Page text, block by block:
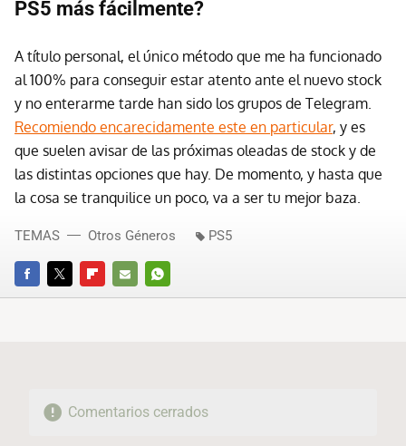
PS5 más fácilmente?
A título personal, el único método que me ha funcionado
al 100% para conseguir estar atento ante el nuevo stock
y no enterarme tarde han sido los grupos de Telegram.
Recomiendo encarecidamente este en particular, y es
que suelen avisar de las próximas oleadas de stock y de
las distintas opciones que hay. De momento, y hasta que
la cosa se tranquilice un poco, va a ser tu mejor baza.
FACEBOOKTWITTERFLIPBOARD
E-
WHATSAPP
TEMAS Otros Géneros PS5
Comentarios cerrados